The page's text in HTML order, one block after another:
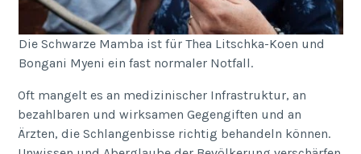
Die Schwarze Mamba ist für Thea Litschka-Koen und
Bongani Myeni ein fast normaler Notfall.
Oft mangelt es an medizinischer Infrastruktur, an
bezahlbaren und wirksamen Gegengiften und an
Ärzten, die Schlangenbisse richtig behandeln können.